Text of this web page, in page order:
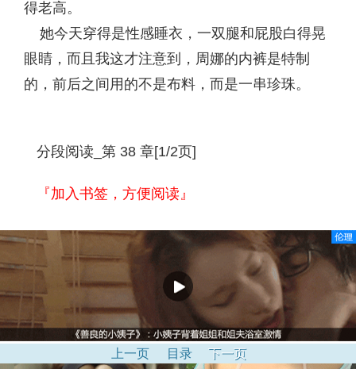
得老高。
她今天穿得是性感睡衣，一双腿和屁股白得晃
眼睛，而且我这才注意到，周娜的内裤是特制
的，前后之间用的不是布料，而是一串珍珠。
分段阅读_第 38 章[1/2页]
『加入书签，方便阅读』
上一页 目录 下一页